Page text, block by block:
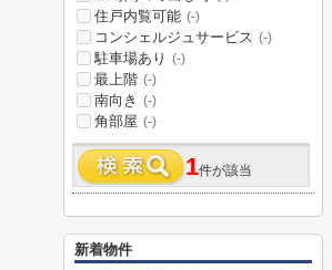
住戸内覧可能 (-)
コンシェルジュサービス (-)
駐車場あり (-)
最上階 (-)
南向き (-)
角部屋 (-)
1件が該当
新着物件